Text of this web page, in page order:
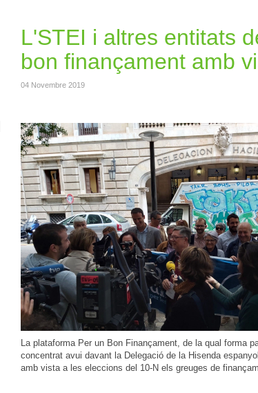
L'STEI i altres entitats
bon finançament amb
04 Novembre 2019
La plataforma Per un Bon Finançament, de la qual forma
concentrat avui davant la Delegació de la Hisenda
amb vista a les eleccions del 10-N els greuges de